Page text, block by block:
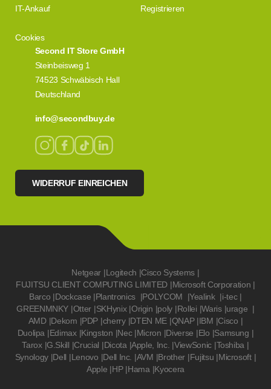
Second IT Store GmbH
Steinbeisweg 1
74523 Schwäbisch Hall
Deutschland
info@secondbuy.de
WIDERRUF EINREICHEN
IT-Ankauf Registrieren
Cookies
Netgear |Logitech |Cisco Systems |
FUJITSU CLIENT COMPUTING LIMITED |Microsoft Corporation |
Barco |Dockcase |Plantronics |POLYCOM |Yealink |i-tec |
GREENMNKY |Otter |SKHynix |Origin |poly |Rollei |Waris |urage |
AMD |Dekom |PDP |cherry |DTEN ME |QNAP |IBM |Cisco |
Duolipa |Edimax |Kingston |Nec |Micron |Diverse |Elo |Samsung |
Tarox |G.Skill |Crucial |Dicota |Apple, Inc. |ViewSonic |Toshiba |
Synology |Dell |Lenovo |Dell Inc. |AVM |Brother |Fujitsu |Microsoft |
Apple |HP |Hama |Kyocera